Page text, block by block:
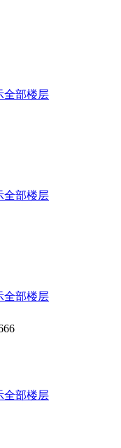
全部楼层
全部楼层
全部楼层
全部楼层